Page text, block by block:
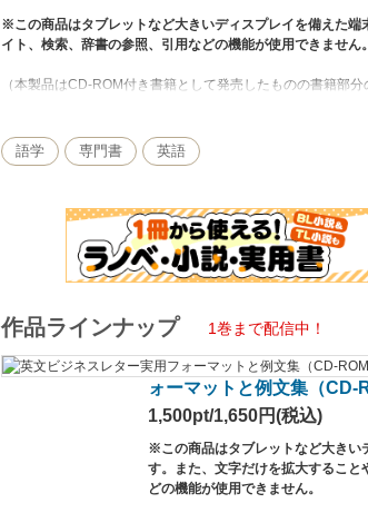
※この商品はタブレットなど大きいディスプレイを備えた
イト、検索、辞書の参照、引用などの機能が使用できません。
（本製品はCD-ROM付き書籍として発売したものの書籍部
でご注意ください。） 本書は、「言いたいこと」を正確
ざまなケースに使える豊富な実用フォーマットと、組み合
すぐに正確に書くことができます。
語学 専門書 英語
作品ラインナップ 1巻まで配信中！
ォーマットと例文集（CD-
1,500pt/1,650円(税込)
※この商品はタブレットなど大きい
す。また、文字だけを拡大するこ
どの機能が使用できません。